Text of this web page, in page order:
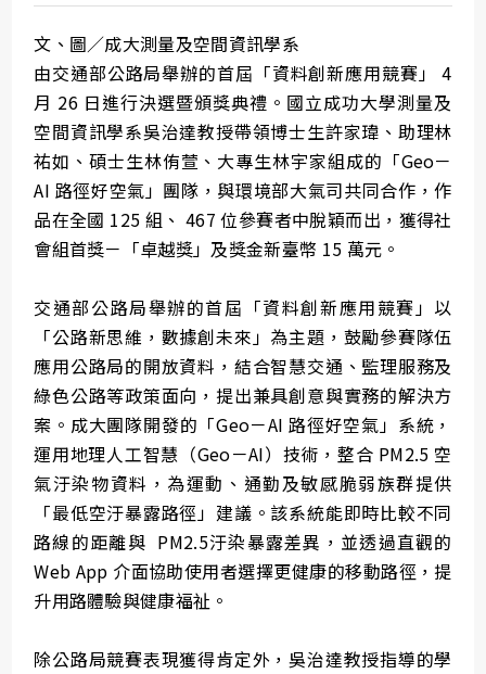
文、圖／成大測量及空間資訊學系
由交通部公路局舉辦的首屆「資料創新應用競賽」 4
月 26 日進行決選暨頒獎典禮。國立成功大學測量及
空間資訊學系吳治達教授帶領博士生許家瑋、助理林
祐如、碩士生林侑萱、大專生林宇家組成的「Geo－
AI 路徑好空氣」團隊，與環境部大氣司共同合作，作
品在全國 125 組、 467 位參賽者中脫穎而出，獲得社
會組首獎－「卓越獎」及獎金新臺幣 15 萬元。
交通部公路局舉辦的首屆「資料創新應用競賽」以
「公路新思維，數據創未來」為主題，鼓勵參賽隊伍
應用公路局的開放資料，結合智慧交通、監理服務及
綠色公路等政策面向，提出兼具創意與實務的解決方
案。成大團隊開發的「Geo－AI 路徑好空氣」系統，
運用地理人工智慧（Geo－AI）技術，整合 PM2.5 空
氣汙染物資料，為運動、通勤及敏感脆弱族群提供
「最低空汙暴露路徑」建議。該系統能即時比較不同
路線的距離與 PM2.5汙染暴露差異，並透過直觀的
Web App 介面協助使用者選擇更健康的移動路徑，提
升用路體驗與健康福祉。
除公路局競賽表現獲得肯定外，吳治達教授指導的學